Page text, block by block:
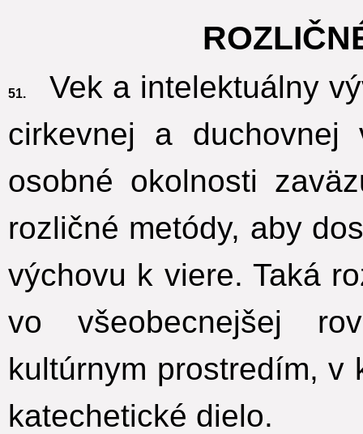
51.
Vek a intelektuálny
cirkevnej a
osobné okolnosti
rozličné metódy, aby
výchovu k viere. Taká
vo všeobecnejšej
kultúrnym prostredím, v
katechetické dielo.